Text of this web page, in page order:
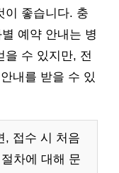
이 좋습니다. 충
예약 안내는 병
을 수 있지만, 전
내를 받을 수 있
, 접수 시 처음
차에 대해 문